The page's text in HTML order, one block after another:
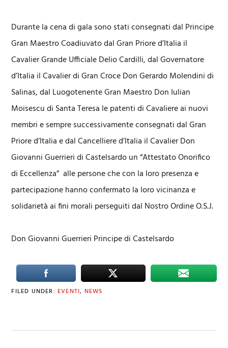
Durante la cena di gala sono stati consegnati dal Principe
Gran Maestro Coadiuvato dal Gran Priore d’Italia il
Cavalier Grande Ufficiale Delio Cardilli, dal Governatore
d’Italia il Cavalier di Gran Croce Don Gerardo Molendini di
Salinas, dal Luogotenente Gran Maestro Don Iulian
Moisescu di Santa Teresa le patenti di Cavaliere ai nuovi
membri e sempre successivamente consegnati dal Gran
Priore d’Italia e dal Cancelliere d’Italia il Cavalier Don
Giovanni Guerrieri di Castelsardo un “Attestato Onorifico
di Eccellenza” alle persone che con la loro presenza e
partecipazione hanno confermato la loro vicinanza e
solidarietà ai fini morali perseguiti dal Nostro Ordine O.S.J.
Don Giovanni Guerrieri Principe di Castelsardo
FILED UNDER: EVENTI, NEWS